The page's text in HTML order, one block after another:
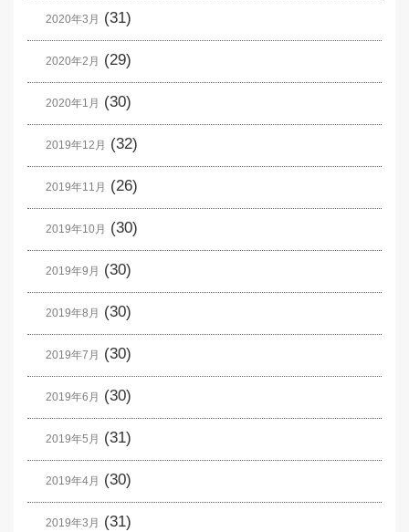
2020年3月 (31)
2020年2月 (29)
2020年1月 (30)
2019年12月 (32)
2019年11月 (26)
2019年10月 (30)
2019年9月 (30)
2019年8月 (30)
2019年7月 (30)
2019年6月 (30)
2019年5月 (31)
2019年4月 (30)
2019年3月 (31)